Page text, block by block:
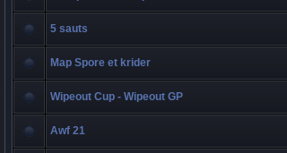
5 sauts
Map Spore et krider
Wipeout Cup - Wipeout GP
Awf 21